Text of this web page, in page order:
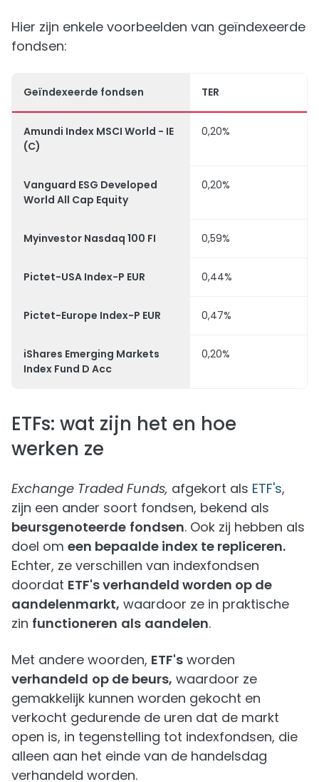
Hier zijn enkele voorbeelden van geïndexeerde
fondsen:
Geïndexeerde fondsen TER
Amundi Index MSCI World - IE
(C)
0,20%
Vanguard ESG Developed
World All Cap Equity
0,20%
Myinvestor Nasdaq 100 FI 0,59%
Pictet-USA Index-P EUR 0,44%
Pictet-Europe Index-P EUR 0,47%
iShares Emerging Markets
Index Fund D Acc
0,20%
ETFs: wat zijn het en hoe
werken ze
Exchange Traded Funds, afgekort als ETF's,
zijn een ander soort fondsen, bekend als
beursgenoteerde fondsen. Ook zij hebben als
doel om een bepaalde index te repliceren.
Echter, ze verschillen van indexfondsen
doordat ETF's verhandeld worden op de
aandelenmarkt, waardoor ze in praktische
zin functioneren als aandelen.
Met andere woorden, ETF's worden
verhandeld op de beurs, waardoor ze
gemakkelijk kunnen worden gekocht en
verkocht gedurende de uren dat de markt
open is, in tegenstelling tot indexfondsen, die
alleen aan het einde van de handelsdag
verhandeld worden.